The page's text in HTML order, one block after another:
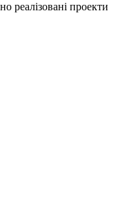
реалізовані проекти